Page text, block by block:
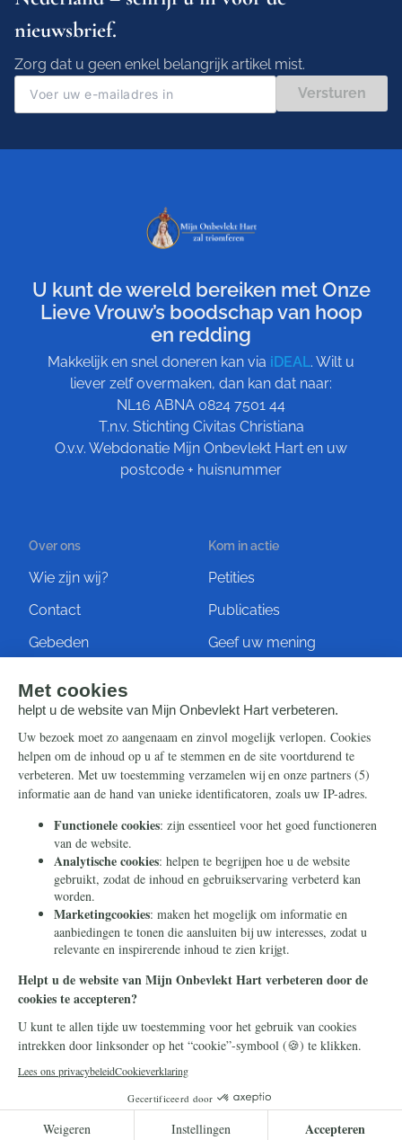
nieuwsbrief.
Zorg dat u geen enkel belangrijk artikel mist.
Versturen
U kunt de wereld bereiken met Onze
Lieve Vrouw’s boodschap van hoop
en redding
Makkelijk en snel doneren kan via iDEAL. Wilt u
liever zelf overmaken, dan kan dat naar:
NL16 ABNA 0824 7501 44
T.n.v. Stichting Civitas Christiana
O.v.v. Webdonatie Mijn Onbevlekt Hart en uw
postcode + huisnummer
Over ons
Wie zijn wij?
Contact
Gebeden
Kom in actie
Petities
Publicaties
Geef uw mening
Steun ons
Nieuwsbrief
Eenmalig
Maandelijks
Periodiek
Nalaten
Zelf overschrijven
Info
Contact
Ontvang onze Telegram-
berichten
© 2026 Stichting Civitas Christiana
Cookieverklaring
Privacy